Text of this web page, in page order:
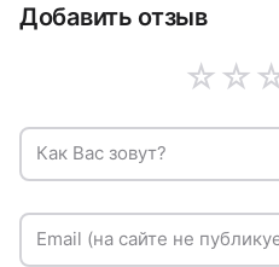
Добавить отзыв
☆
☆
Как Вас зовут?
Email (на сайте не